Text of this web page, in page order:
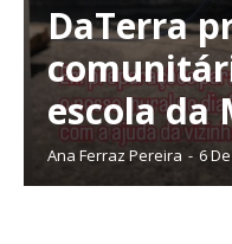
Planos
Faça-se assinante do Região
Sendo assinante terá acesso
DaTerra
escola da
Ana Ferraz Pereira - 6